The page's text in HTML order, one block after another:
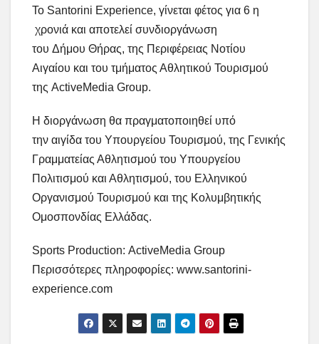
Το Santorini Experience, γίνεται φέτος για 6 η
χρονιά και αποτελεί συνδιοργάνωση
του Δήμου Θήρας, της Περιφέρειας Νοτίου
Αιγαίου και του τμήματος Αθλητικού Τουρισμού
της ActiveMedia Group.
Η διοργάνωση θα πραγματοποιηθεί υπό
την αιγίδα του Υπουργείου Τουρισμού, της Γενικής
Γραμματείας Αθλητισμού του Υπουργείου
Πολιτισμού και Αθλητισμού, του Ελληνικού
Οργανισμού Τουρισμού και της Κολυμβητικής
Ομοσπονδίας Ελλάδας.
Sports Production: ActiveMedia Group
Περισσότερες πληροφορίες: www.santorini-
experience.com